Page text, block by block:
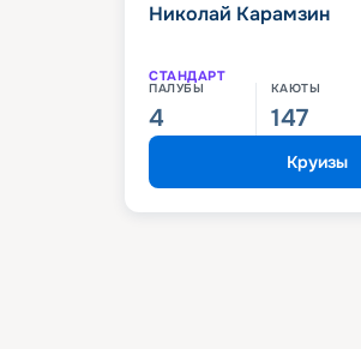
Николай Карамзин
СТАНДАРТ
ПАЛУБЫ
4
КАЮТЫ
147
Круизы